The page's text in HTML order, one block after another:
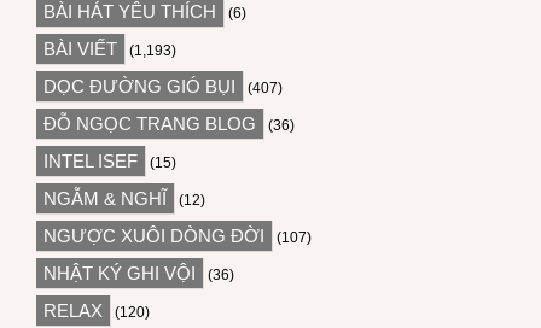
BÀI HÁT YÊU THÍCH (6)
BÀI VIẾT (1,193)
DỌC ĐƯỜNG GIÓ BỤI (407)
ĐỖ NGỌC TRANG BLOG (36)
INTEL ISEF (15)
NGẪM & NGHĨ (12)
NGƯỢC XUÔI DÒNG ĐỜI (107)
NHẬT KÝ GHI VỘI (36)
RELAX (120)